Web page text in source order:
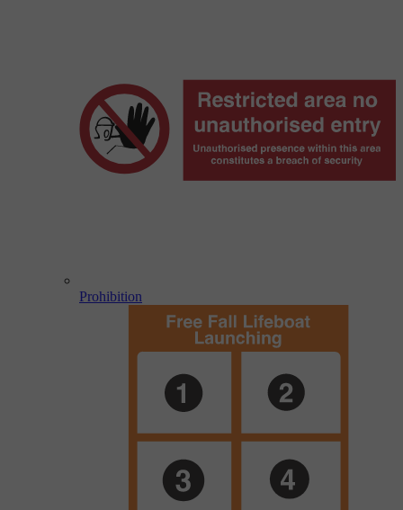
Prohibition